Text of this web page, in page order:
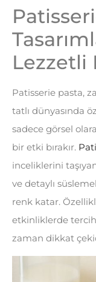
Lezzetli
Patisserie pasta,
tatlı dünyasında
sadece görsel
bir etki bırakır.
inceliklerini
ve detaylı
renk katar.
etkinliklerde
zaman dikkat